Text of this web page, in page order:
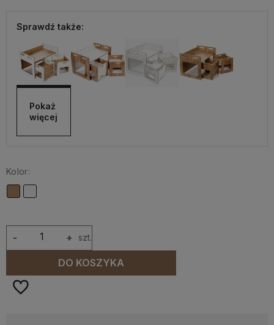
Sprawdź także:
Pokaż
więcej
Kolor:
+
- szt.
DO KOSZYKA